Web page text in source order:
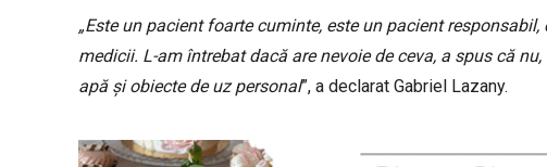
„Este un pacient foarte cuminte, este un pacient
medicii. L-am întrebat dacă are nevoie de ceva, a spus că
apă și obiecte de uz personal”, a declarat Gabriel Lazany.